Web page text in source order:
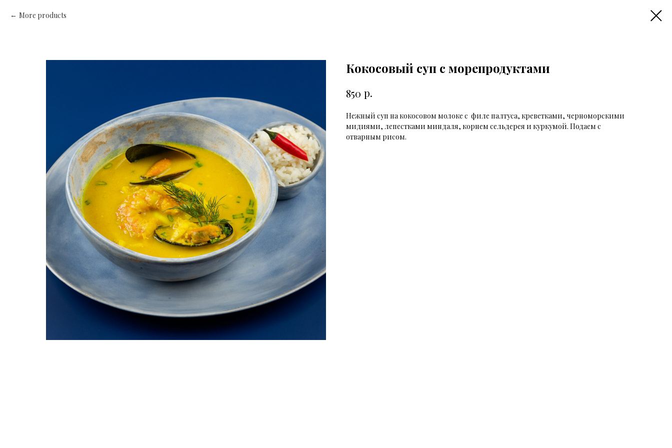
More products
Кокосовый суп с морепродуктами
850 р.
Нежный суп на кокосовом молоке с филе палтуса, креветками, черноморскими
мидиями, лепестками миндаля, корнем сельдерея и куркумой. Подаем с
отварным рисом.